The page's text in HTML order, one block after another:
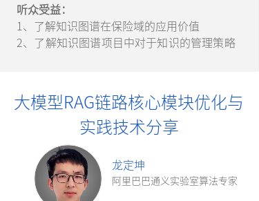
听众受益：
1、了解知识图谱在保险域的应用价值
2、了解知识图谱项目中对于知识的管理策略
龙定坤
阿里巴巴通义实验室算法专家
大模型RAG链路核心模块优化与
实践技术分享